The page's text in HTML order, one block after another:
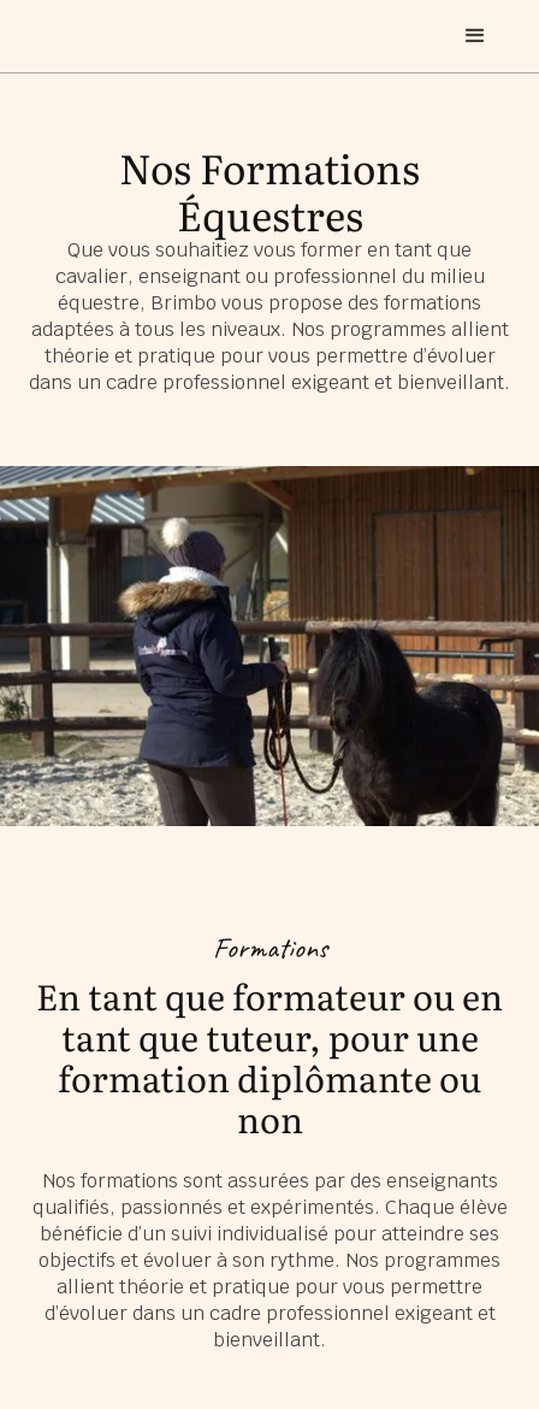
Nos Formations
Équestres
Que vous souhaitiez vous former en tant que
cavalier, enseignant ou professionnel du milieu
équestre, Brimbo vous propose des formations
adaptées à tous les niveaux. Nos programmes allient
théorie et pratique pour vous permettre d’évoluer
dans un cadre professionnel exigeant et bienveillant.
Formations
En tant que formateur ou en
tant que tuteur, pour une
formation diplômante ou
non
Nos formations sont assurées par des enseignants
qualifiés, passionnés et expérimentés. Chaque élève
bénéficie d’un suivi individualisé pour atteindre ses
objectifs et évoluer à son rythme. Nos programmes
allient théorie et pratique pour vous permettre
d’évoluer dans un cadre professionnel exigeant et
bienveillant.